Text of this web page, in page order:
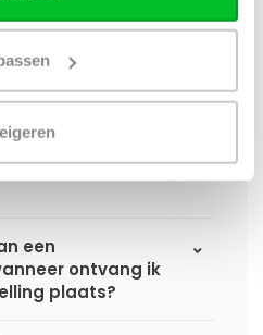
van
capaciteit
een
ontvang ik
plaats?